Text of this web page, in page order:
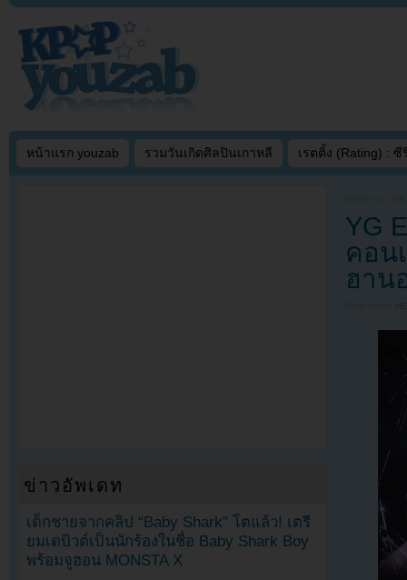
หน้าแรก youzab รวมวันเกิดศิลปินเกาหลี เรตติ้ง (Rating) : ซี
YG
คอน
ฮาน
ข่าวอัพเดท
เด็กชายจากคลิป “Baby Shark” โตแล้ว! เตรี
ยมเดบิวต์เป็นนักร้องในชื่อ Baby Shark Boy
พร้อมจูฮอน MONSTA X